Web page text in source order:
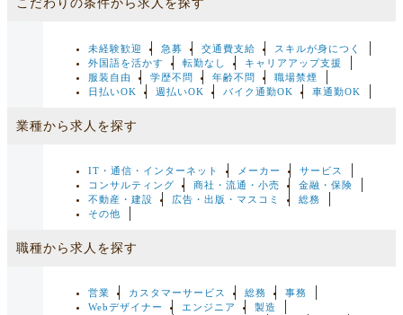
こだわりの条件から求人を探す
未経験歓迎 急募 交通費支給
スキルが身につく
外国語を活かす
転勤なし
キャリアアップ支援
服装自由
学歴不問 年齢不問
職場禁煙
日払いOK
週払いOK バイク通勤OK 車通勤OK
業種から求人を探す
IT・通信・インターネット メーカー
サービス
コンサルティング
商社・流通・小売
金融・保険
不動産・建設
広告・出版・マスコミ
総務
その他
職種から求人を探す
営業 カスタマーサービス 総務
事務
Webデザイナー
エンジニア
製造